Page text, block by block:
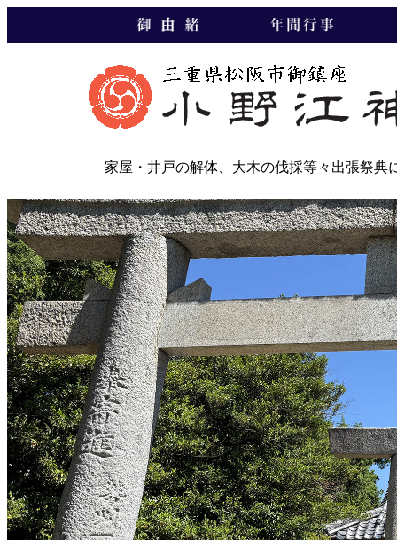
家屋・井戸の解体、大木の伐採等々出張祭典